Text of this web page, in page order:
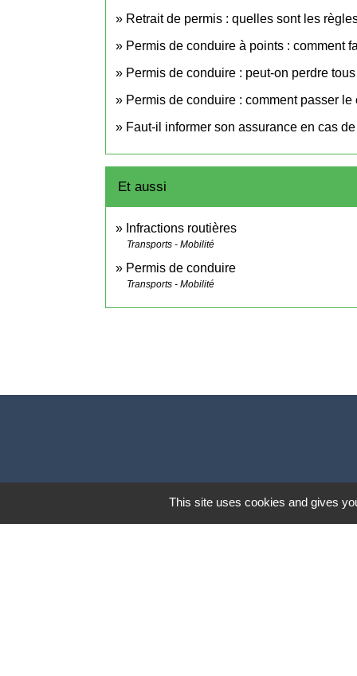
Retrait de permis : quelles sont les
Permis de conduire à points : comment
Permis de conduire : peut-on perdre
Permis de conduire : comment passer
Faut-il informer son assurance en cas
Et aussi
Infractions routières
Transports - Mobilité
Permis de conduire
Transports - Mobilité
This site uses cookies and gives